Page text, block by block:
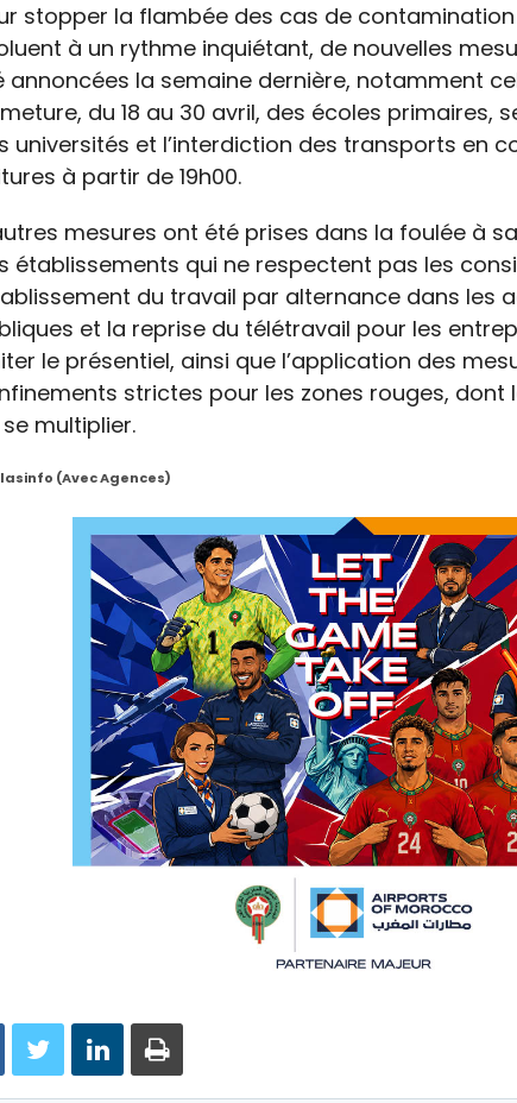
stopper la flambée des cas de
à un rythme inquiétant, de nouvelles
annoncées la semaine dernière, notamment
du 18 au 30 avril, des écoles primaires,
universités et l’interdiction des transports en
à partir de 19h00.
mesures ont été prises dans la foulée à
établissements qui ne respectent pas les
du travail par alternance dans les
et la reprise du télétravail pour les
le présentiel, ainsi que l’application des
strictes pour les zones rouges, dont
multiplier.
(avec Agences)